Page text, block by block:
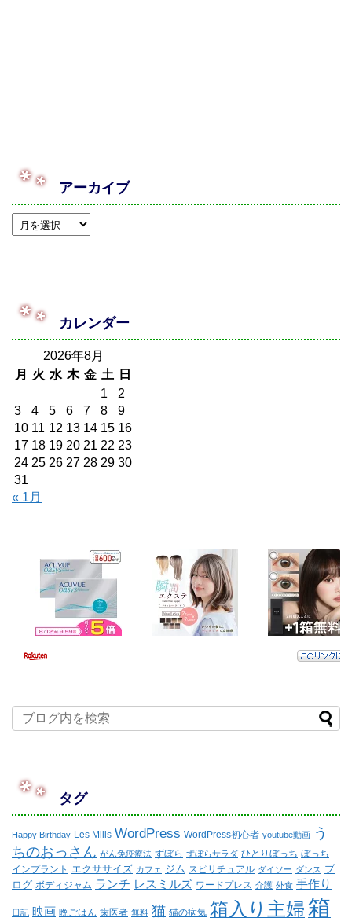
アーカイブ
カレンダー
2026年8月
月
火 水 木 金 土 日
1
2
3
4 5 6 7 8
9
10 11 12 13 14 15 16
17 18 19 20 21 22 23
24 25 26 27 28 29 30
31
« 1月
タグ
Happy Birthday Les Mills WordPress WordPress初心者 youtube動画 う
ちのおっさん がん免疫療法 ずぼら ずぼらサラダ ひとりぼっち ぼっち
インプラント エクササイズ カフェ ジム スピリチュアル ダイソー ダンス ブ
ログ ボディジャム ランチ レスミルズ ワードプレス 介護 外食 手作り
日記 映画 晩ごはん 歯医者 無料 猫 猫の病気 箱入り主婦箱